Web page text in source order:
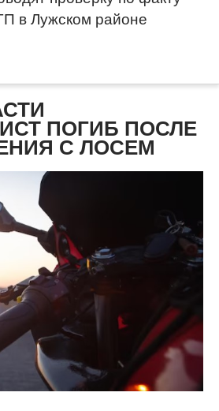
в Лужском районе
ПОГИБ ПОСЛЕ
С ЛОСЕМ